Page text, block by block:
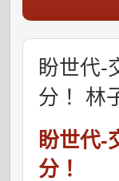
盼世代-
分！ 林
盼世代-
分！